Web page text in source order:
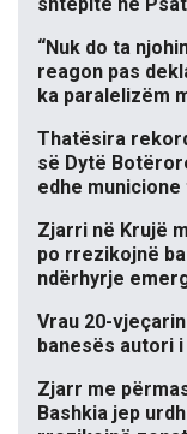
“Nuk do ta
reagon pas
ka paralelizëm
Thatësira
së Dytë
edhe
Zjarri në Krujë
po rrezikojnë
ndërhyrje
Vrau 20-
banesës autori
Zjarr me
Bashkia jep